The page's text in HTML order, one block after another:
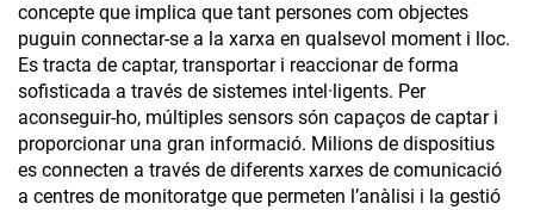
concepte que implica que tant persones com objectes
puguin connectar-se a la xarxa en qualsevol moment i lloc.
Es tracta de captar, transportar i reaccionar de forma
sofisticada a través de sistemes intel·ligents. Per
aconseguir-ho, múltiples sensors són capaços de captar i
proporcionar una gran informació. Milions de dispositius
es connecten a través de diferents xarxes de comunicació
a centres de monitoratge que permeten l’anàlisi i la gestió